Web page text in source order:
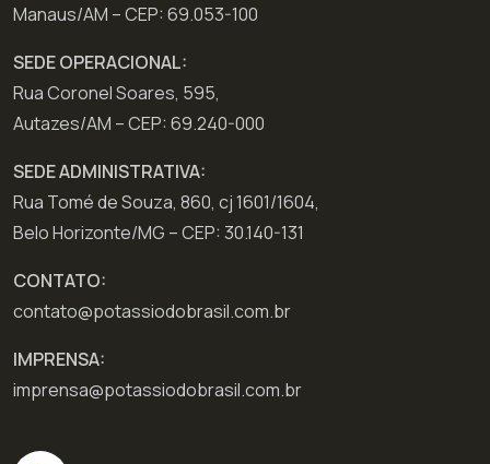
Manaus/AM – CEP: 69.053-100
SEDE OPERACIONAL:
Rua Coronel Soares, 595,
Autazes/AM – CEP: 69.240-000
SEDE ADMINISTRATIVA:
Rua Tomé de Souza, 860, cj 1601/1604,
Belo Horizonte/MG – CEP: 30.140-131
CONTATO:
contato@potassiodobrasil.com.br
IMPRENSA:
imprensa@potassiodobrasil.com.br